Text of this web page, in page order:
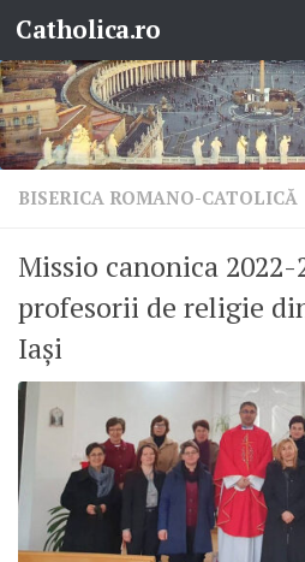
Skip to content
Catholica.ro
BISERICA ROMANO-CATOLICĂ
Missio canonica
profesorii de religie
Iași